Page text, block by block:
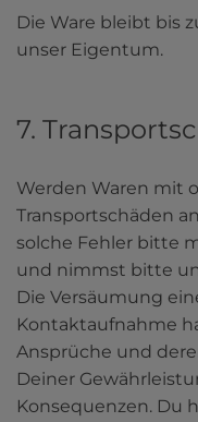
Die Ware bleibt bis
unser Eigentum.
7.
Werden Waren mit
Transportschäden
solche Fehler bitte
und nimmst bitte
Die Versäumung
Kontaktaufnahme
Ansprüche und
Deiner
Konsequenzen. Du